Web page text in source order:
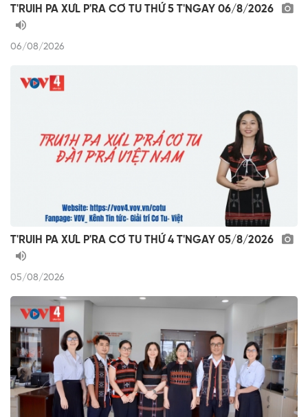
T'RUIH PA XƯL P'RA CƠ TU THỨ 5 T'NGAY 06/8/2026
06/08/2026
T'RUIH PA XƯL P'RA CƠ TU THỨ 4 T'NGAY 05/8/2026
05/08/2026